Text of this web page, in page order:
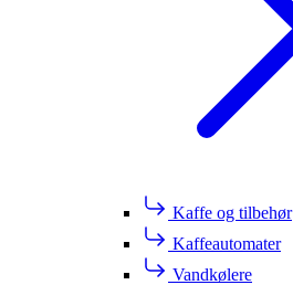
Kaffe og tilbehør
Kaffeautomater
Vandkølere